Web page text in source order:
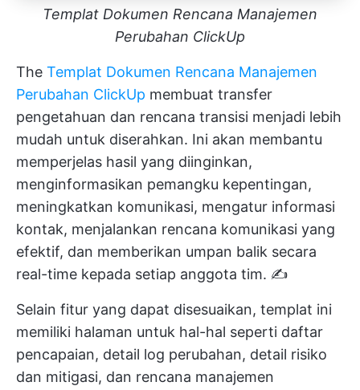
Templat Dokumen Rencana Manajemen
Perubahan ClickUp
The Templat Dokumen Rencana Manajemen
Perubahan ClickUp membuat transfer
pengetahuan dan rencana transisi menjadi lebih
mudah untuk diserahkan. Ini akan membantu
memperjelas hasil yang diinginkan,
menginformasikan pemangku kepentingan,
meningkatkan komunikasi, mengatur informasi
kontak, menjalankan rencana komunikasi yang
efektif, dan memberikan umpan balik secara
real-time kepada setiap anggota tim. ✍️
Selain fitur yang dapat disesuaikan, templat ini
memiliki halaman untuk hal-hal seperti daftar
pencapaian, detail log perubahan, detail risiko
dan mitigasi, dan rencana manajemen